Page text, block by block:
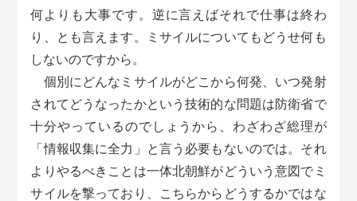
何よりも大事です。逆に言えばそれで仕事は終わ
り、とも言えます。ミサイルについてもどうせ何も
しないのですから。
個別にどんなミサイルがどこから何発、いつ発射
されてどうなったかという技術的な問題は防衛省で
十分やっているのでしょうから、わざわざ総理が
「情報収集に全力」と言う必要もないのでは。それ
よりやるべきことは一体北朝鮮がどういう意図でミ
サイルを撃っており、こちらからどうするかではな